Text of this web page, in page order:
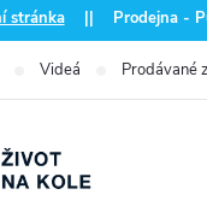
stránka|| Prodejna -
Videá Prodávané